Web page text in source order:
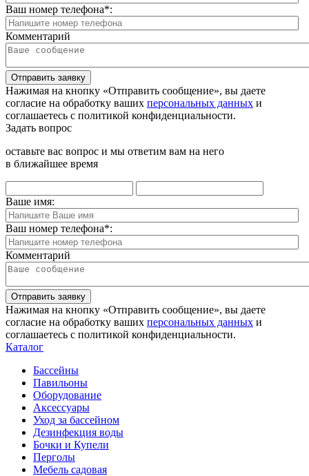
Ваш номер телефона*:
Комментарий
Отправить заявку
Нажимая на кнопку «Отправить сообщение», вы даете
согласие на обработку ваших персональных данных и
соглашаетесь с политикой конфиденциальности.
Задать вопрос
оставьте вас вопрос и мы ответим вам на него
в ближайшее время
Ваше имя:
Ваш номер телефона*:
Комментарий
Отправить заявку
Нажимая на кнопку «Отправить сообщение», вы даете
согласие на обработку ваших персональных данных и
соглашаетесь с политикой конфиденциальности.
Каталог
Бассейны
Павильоны
Оборудование
Аксессуары
Уход за бассейном
Дезинфекция воды
Бочки и Купели
Перголы
Мебель садовая